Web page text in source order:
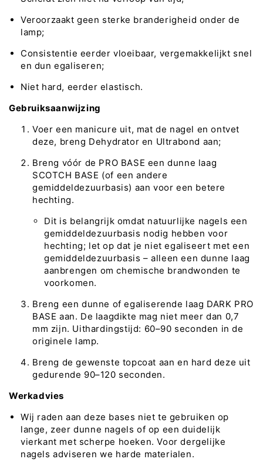
Veroorzaakt geen sterke branderigheid onder de
lamp;
Consistentie eerder vloeibaar, vergemakkelijkt snel
en dun egaliseren;
Niet hard, eerder elastisch.
Gebruiksaanwijzing
Voer een manicure uit, mat de nagel en ontvet
deze, breng Dehydrator en Ultrabond aan;
Breng vóór de PRO BASE een dunne laag
SCOTCH BASE (of een andere
gemiddeldezuurbasis) aan voor een betere
hechting.
Dit is belangrijk omdat natuurlijke nagels een
gemiddeldezuurbasis nodig hebben voor
hechting; let op dat je niet egaliseert met een
gemiddeldezuurbasis – alleen een dunne laag
aanbrengen om chemische brandwonden te
voorkomen.
Breng een dunne of egaliserende laag DARK PRO
BASE aan. De laagdikte mag niet meer dan 0,7
mm zijn. Uithardingstijd: 60–90 seconden in de
originele lamp.
Breng de gewenste topcoat aan en hard deze uit
gedurende 90–120 seconden.
Werkadvies
Wij raden aan deze bases niet te gebruiken op
lange, zeer dunne nagels of op een duidelijk
vierkant met scherpe hoeken. Voor dergelijke
nagels adviseren we harde materialen.